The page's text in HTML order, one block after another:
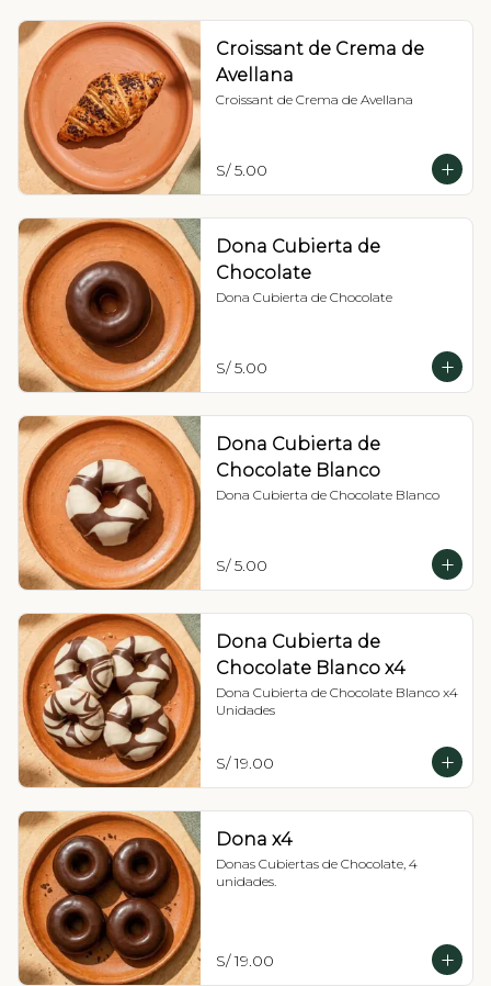
Croissant de Crema de
Avellana
Croissant de Crema de Avellana
S/ 5.00
Dona Cubierta de
Chocolate
Dona Cubierta de Chocolate
S/ 5.00
Dona Cubierta de
Chocolate Blanco
Dona Cubierta de Chocolate Blanco
S/ 5.00
Dona Cubierta de
Chocolate Blanco x4
Dona Cubierta de Chocolate Blanco x4
Unidades
S/ 19.00
Dona x4
Donas Cubiertas de Chocolate, 4
unidades.
S/ 19.00